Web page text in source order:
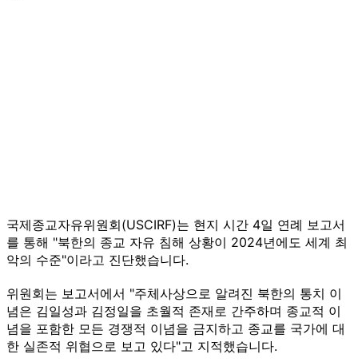
국제종교자유위원회(USCIRF)는 현지 시간 4일 연례 보고서
를 통해 "북한의 종교 자유 침해 상황이 2024년에도 세계 최
악의 수준"이라고 진단했습니다.
위원회는 보고서에서 "주체사상으로 알려진 북한의 통치 이
념은 김일성과 김정일을 초월적 존재로 간주하며 종교적 이
념을 포함한 모든 경쟁적 이념을 금지하고 종교를 국가에 대
한 실존적 위협으로 보고 있다"고 지적했습니다.